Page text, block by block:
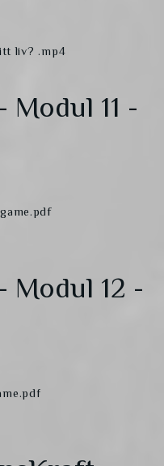
liv? .mp4
11 -
12 -